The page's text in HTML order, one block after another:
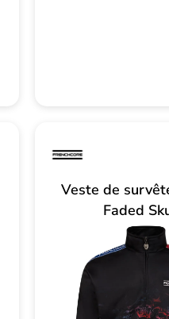
Veste de
Faded